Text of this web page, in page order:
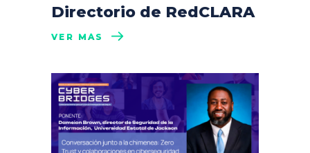
Directorio de RedCLARA
VER MÁS